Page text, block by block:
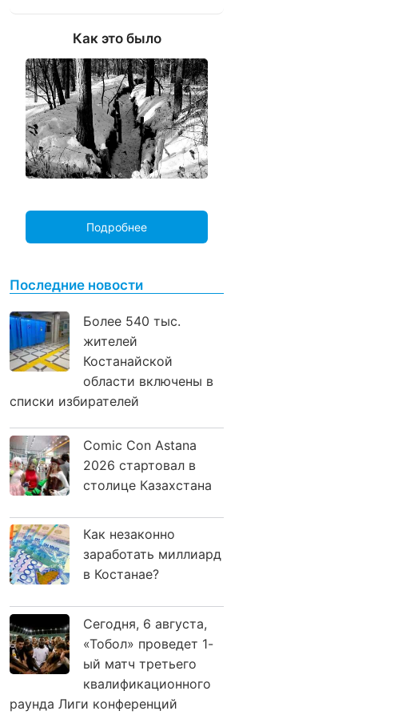
Как это было
Подробнее
Последние новости
Более 540 тыс.
жителей
Костанайской
области включены в
списки избирателей
Comic Con Astana
2026 стартовал в
столице Казахстана
Как незаконно
заработать миллиард
в Костанае?
Сегодня, 6 августа,
«Тобол» проведет 1-
ый матч третьего
квалификационного
раунда Лиги конференций